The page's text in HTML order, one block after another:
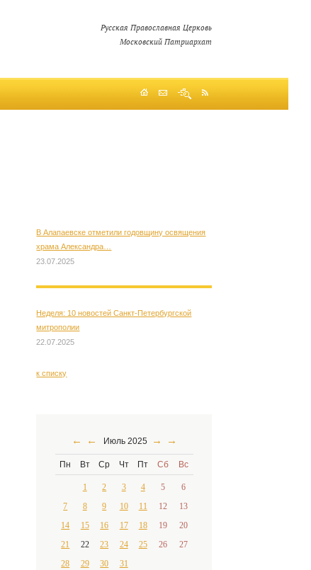
Русская Православная Церковь
Московский Патриархат
В Алапаевске отметили годовщину освящения
храма Александра…
23.07.2025
Неделя: 10 новостей Санкт-Петербургской
митрополии
22.07.2025
к списку
← ← Июль 2025 → →
Пн Вт Ср Чт Пт Сб Вс
1 2 3 4 5
6
7
8 9 10 11 12
13
14
15 16 17 18 19
20
21
22 23 24 25 26
27
28
29 30 31